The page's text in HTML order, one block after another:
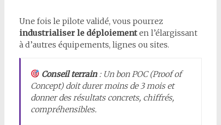
Une fois le pilote validé, vous pourrez
industrialiser le déploiementen l’élargissant
à d’autres équipements, lignes ou sites.
Conseil terrain: Un bon POC (Proof of
Concept) doit durer moins de 3 mois et
donner des résultats concrets, chiffrés,
compréhensibles.